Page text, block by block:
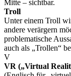
Mitte – sichtbar.
Troll
Unter einem Troll
andere verärgern
problematische
auch als „Trollen“
V
VR („Virtual